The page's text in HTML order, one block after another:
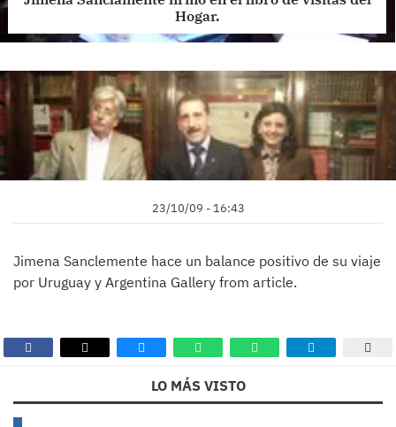
Hogar.
23/10/09 - 16:43
Jimena Sanclemente hace un balance positivo de su viaje
por Uruguay y Argentina Gallery from article.
LO MÁS VISTO